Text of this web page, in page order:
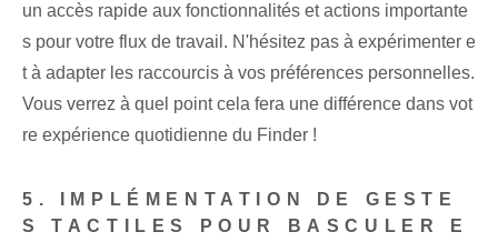
un accès rapide aux fonctionnalités et actions importante
s pour votre flux de travail. N'hésitez pas à expérimenter e
t à adapter les raccourcis à vos préférences personnelles.
Vous verrez à quel point cela fera une différence dans vot
re expérience quotidienne du Finder !
5. IMPLÉMENTATION DE GESTE
S TACTILES POUR BASCULER E